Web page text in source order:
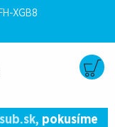
XGB8
, pokusíme